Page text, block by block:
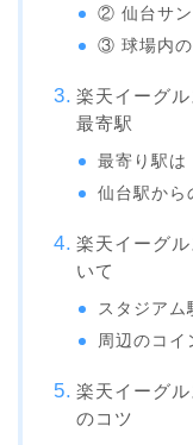
② 仙台サン
③ 球場内の
楽天イーグ
最寄駅
最寄り駅は
仙台駅から
楽天イーグ
いて
スタジアム
周辺のコ
楽天イーグ
のコツ